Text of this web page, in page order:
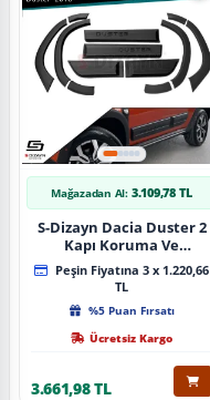
Mağazadan Al: 3.109,78 TL
S-Dizayn Dacia Duster 2
Kapı Koruma Ve
Çamurluk Kaplaması
Dodik Seti 2018 Üzeri A+
Kalite
Peşin Fiyatına 3 x 1.220,66
TL
%5 Puan Fırsatı
Ücretsiz Kargo
3.661,98 TL